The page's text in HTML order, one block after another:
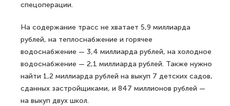
спецоперации.
На содержание трасс не хватает 5,9 миллиарда
рублей, на теплоснабжение и горячее
водоснабжение — 3,4 миллиарда рублей, на холодное
водоснабжение — 2,1 миллиарда рублей. Также нужно
найти 1,2 миллиарда рублей на выкуп 7 детских садов,
сданных застройщиками, и 847 миллионов рублей —
на выкуп двух школ.